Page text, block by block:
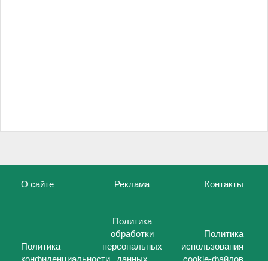
О сайте Реклама Контакты
Политика
конфиденциальности
Политика
обработки
персональных
данных
Политика
использования
cookie-файлов